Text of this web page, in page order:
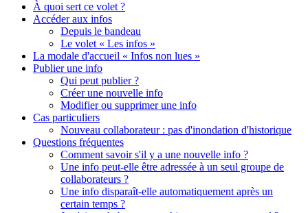
À quoi sert ce volet ?
Accéder aux infos
Depuis le bandeau
Le volet « Les infos »
La modale d'accueil « Infos non lues »
Publier une info
Qui peut publier ?
Créer une nouvelle info
Modifier ou supprimer une info
Cas particuliers
Nouveau collaborateur : pas d'inondation d'historique
Questions fréquentes
Comment savoir s'il y a une nouvelle info ?
Une info peut-elle être adressée à un seul groupe de
collaborateurs ?
Une info disparaît-elle automatiquement après un
certain temps ?